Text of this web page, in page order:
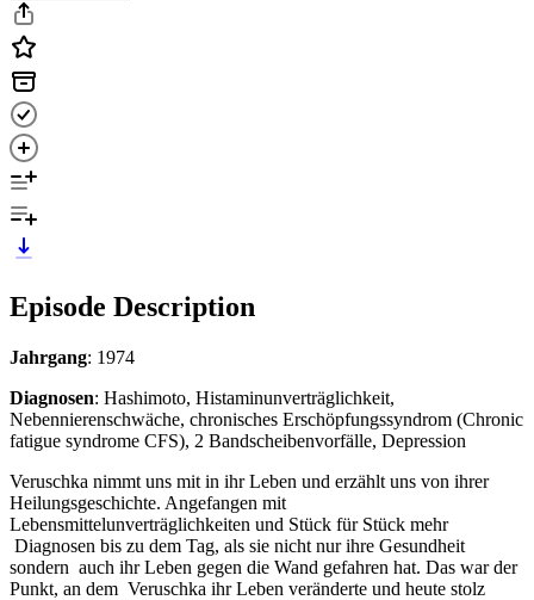
Episode Description
Jahrgang: 1974
Diagnosen: Hashimoto, Histaminunverträglichkeit,
Nebennierenschwäche, chronisches Erschöpfungssyndrom (Chronic
fatigue syndrome CFS), 2 Bandscheibenvorfälle, Depression
Veruschka nimmt uns mit in ihr Leben und erzählt uns von ihrer
Heilungsgeschichte. Angefangen mit
Lebensmittelunverträglichkeiten und Stück für Stück mehr
Diagnosen bis zu dem Tag, als sie nicht nur ihre Gesundheit
sondern auch ihr Leben gegen die Wand gefahren hat. Das war der
Punkt, an dem Veruschka ihr Leben veränderte und heute stolz